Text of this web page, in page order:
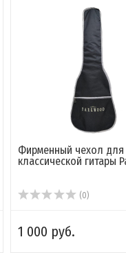
Фирменный чехол для
классической гитары
(0)
1 000 руб.